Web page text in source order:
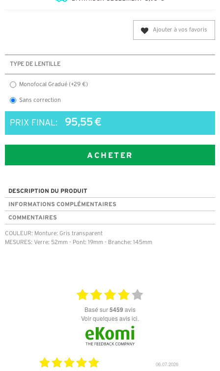
Ajouter à vos favoris
TYPE DE LENTILLE
Monofocal Gradué (+29 €)
Sans correction
PRIX FINAL: 95,55 €
ACHETER
DESCRIPTION DU PRODUIT
INFORMATIONS COMPLÉMENTAIRES
COMMENTAIRES
COULEUR: Monture: Gris transparent
MESURES: Verre: 52mm - Pont: 19mm - Branche: 145mm
basé sur5459 avis
Voir quelques avis ici.
06.07.2026